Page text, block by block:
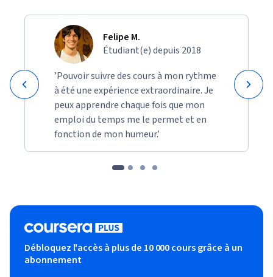
utilisés uniquement à des fins éducatives d’identification et
de comparaison.
Felipe M.
Étudiant(e) depuis 2018
’Pouvoir suivre des cours à mon rythme
à été une expérience extraordinaire. Je
peux apprendre chaque fois que mon
emploi du temps me le permet et en
fonction de mon humeur.’
Débloquez l'accès à plus de 10 000 cours grâce à un
abonnement